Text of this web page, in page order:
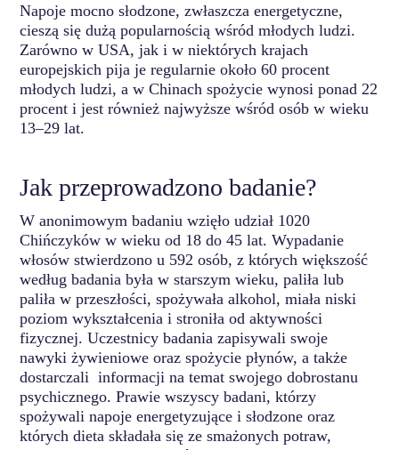
Napoje mocno słodzone, zwłaszcza energetyczne,
cieszą się dużą popularnością wśród młodych ludzi.
Zarówno w USA, jak i w niektórych krajach
europejskich pija je regularnie około 60 procent
młodych ludzi, a w Chinach spożycie wynosi ponad 22
procent i jest również najwyższe wśród osób w wieku
13–29 lat.
Jak przeprowadzono badanie?
W anonimowym badaniu wzięło udział 1020
Chińczyków w wieku od 18 do 45 lat. Wypadanie
włosów stwierdzono u 592 osób, z których większość
według badania była w starszym wieku, paliła lub
paliła w przeszłości, spożywała alkohol, miała niski
poziom wykształcenia i stroniła od aktywności
fizycznej. Uczestnicy badania zapisywali swoje
nawyki żywieniowe oraz spożycie płynów, a także
dostarczali informacji na temat swojego dobrostanu
psychicznego. Prawie wszyscy badani, którzy
spożywali napoje energetyzujące i słodzone oraz
których dieta składała się ze smażonych potraw,